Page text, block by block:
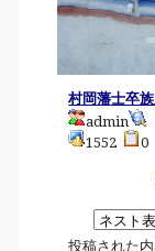
村岡藩士卒
admin
1552
0
投稿された